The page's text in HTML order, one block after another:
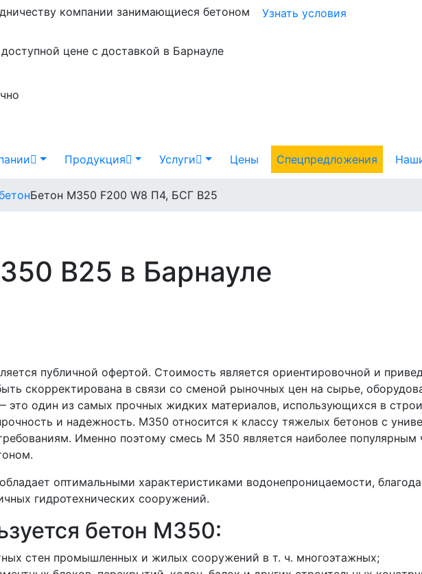
компании занимающиеся бетоном
Узнать условия
цене с доставкой в Барнауле
Продукция Услуги Цены Спецпредложения
Бетон М350 F200 W8 П4, БСГ В25
В25 в Барнауле
публичной офертой. Стоимость является ориентировочной и
скорректирована в связи со сменой рыночных цен на сырье,
один из самых прочных жидких материалов, использующихся в
и надежность. М350 относится к классу тяжелых бетонов с
Именно поэтому смесь М 350 является наиболее
оптимальными характеристиками водонепроницаемости,
гидротехнических сооружений.
бетон M350:
стен промышленных и жилых сооружений в т. ч. многоэтажных;